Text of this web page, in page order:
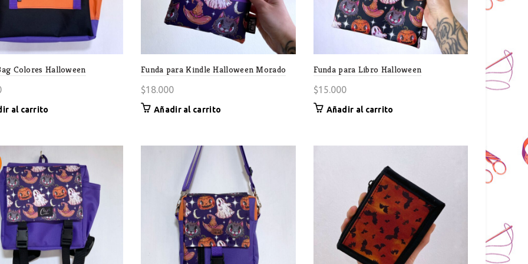
Colores Halloween
al carrito
Funda para Kindle Halloween Morado
$18.000
Añadir al carrito
Funda para Libro Halloween
$15.000
Añadir al carrito